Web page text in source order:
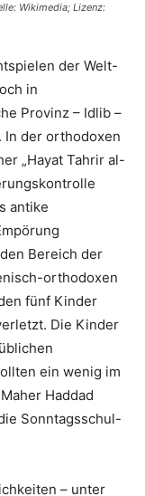
Wikimedia; Lizenz:
der Welt-
in
Provinz – Idlib –
In der orthodoxen
„Hayat Tahrir al-
antike
Bereich der
orthodoxen
fünf Kinder
Die Kinder
ein wenig im
Haddad
Sonntagsschul-
– unter